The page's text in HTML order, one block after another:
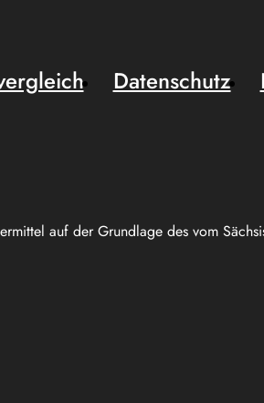
auf der Grundlage des vom
Datenschutz